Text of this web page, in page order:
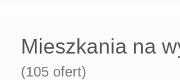
Mieszkania na
(105 ofert)